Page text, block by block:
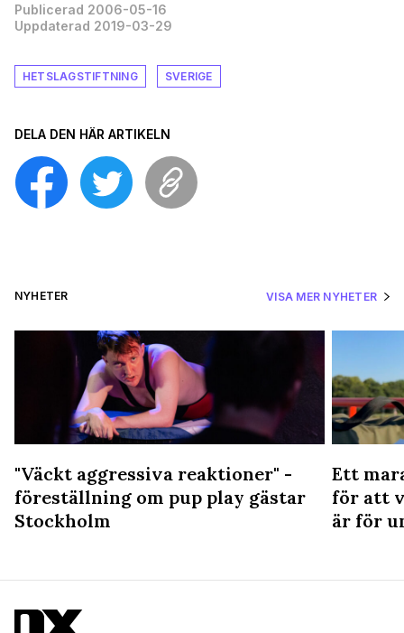
Publicerad 2006-05-16
Uppdaterad 2019-03-29
HETSLAGSTIFTNING SVERIGE
DELA DEN HÄR ARTIKELN
NYHETER VISA MER NYHETER
"Väckt aggressiva reaktioner" -
föreställning om pup play gästar
Stockholm
Ett
för att
är för